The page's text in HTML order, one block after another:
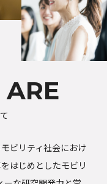
ビリティ社会におけ
はじめとしたモビリ